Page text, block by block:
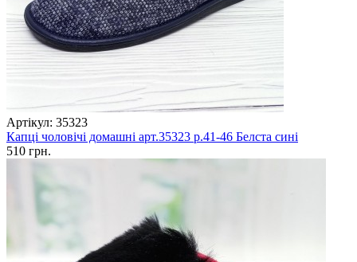
Артікул: 35323
Капці чоловічі домашні арт.35323 р.41-46 Белста сині
510 грн.